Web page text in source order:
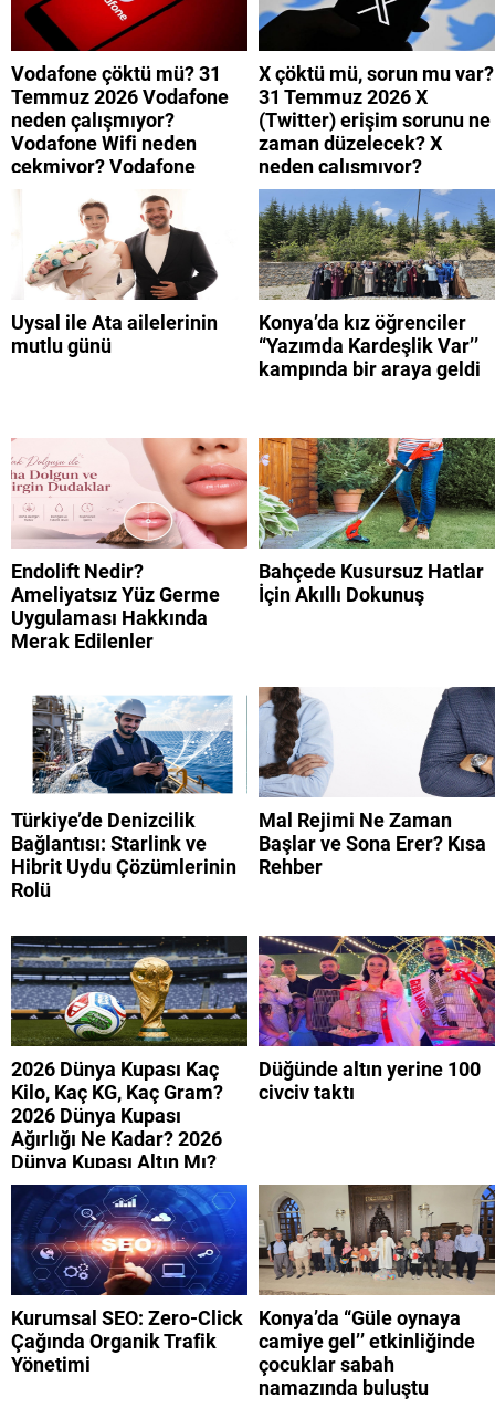
Vodafone çöktü mü? 31
Temmuz 2026 Vodafone
neden çalışmıyor?
Vodafone Wifi neden
çekmiyor? Vodafone
mobil uygulamaya neden
giremiyorum?
X çöktü mü, sorun mu var?
31 Temmuz 2026 X
(Twitter) erişim sorunu ne
zaman düzelecek? X
neden çalışmıyor?
Uysal ile Ata ailelerinin
mutlu günü
Konya’da kız öğrenciler
“Yazımda Kardeşlik Var’’
kampında bir araya geldi
Endolift Nedir?
Ameliyatsız Yüz Germe
Uygulaması Hakkında
Merak Edilenler
Bahçede Kusursuz Hatlar
İçin Akıllı Dokunuş
Türkiye’de Denizcilik
Bağlantısı: Starlink ve
Hibrit Uydu Çözümlerinin
Rolü
Mal Rejimi Ne Zaman
Başlar ve Sona Erer? Kısa
Rehber
2026 Dünya Kupası Kaç
Kilo, Kaç KG, Kaç Gram?
2026 Dünya Kupası
Ağırlığı Ne Kadar? 2026
Dünya Kupası Altın Mı?
Düğünde altın yerine 100
civciv taktı
Kurumsal SEO: Zero-Click
Çağında Organik Trafik
Yönetimi
Konya’da “Güle oynaya
camiye gel’’ etkinliğinde
çocuklar sabah
namazında buluştu